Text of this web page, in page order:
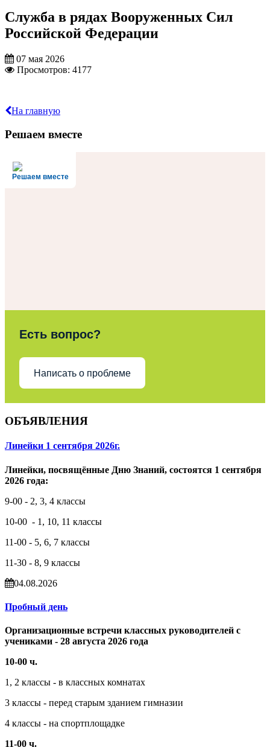
Служба в рядах Вооруженных Сил
Российской Федерации
07 мая 2026
Просмотров: 4177
На главную
Решаем вместе
Решаем вместе
Есть вопрос?
Написать о проблеме
ОБЪЯВЛЕНИЯ
Линейки 1 сентября 2026г.
Линейки, посвящённые Дню Знаний, состоятся 1 сентября
2026 года:
9-00 - 2, 3, 4 классы
10-00 - 1, 10, 11 классы
11-00 - 5, 6, 7 классы
11-30 - 8, 9 классы
04.08.2026
Пробный день
Организационные встречи классных руководителей с
учениками - 28 августа 2026 года
10-00 ч.
1, 2 классы - в классных комнатах
3 классы - перед старым зданием гимназии
4 классы - на спортплощадке
11-00 ч.